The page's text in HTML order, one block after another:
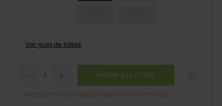
Ver guía de tallas
AÑADIR A LA CESTA
PRODUCTO DISPONIBLE CON OTRAS OPCIONES